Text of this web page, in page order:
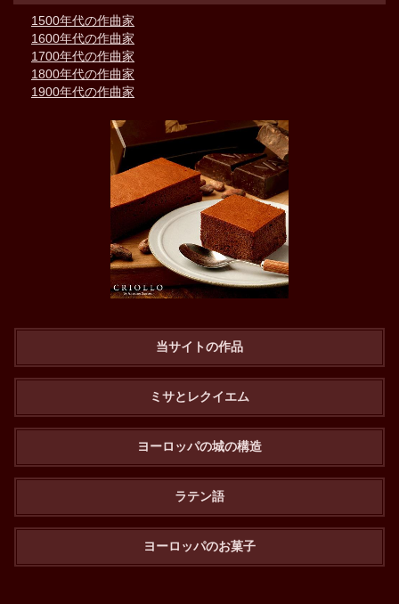
1500年代の作曲家
1600年代の作曲家
1700年代の作曲家
1800年代の作曲家
1900年代の作曲家
当サイトの作品
ミサとレクイエム
ヨーロッパの城の構造
ラテン語
ヨーロッパのお菓子